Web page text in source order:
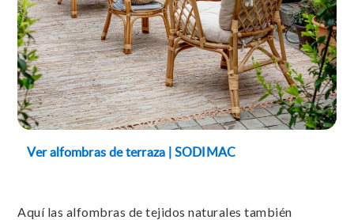
Ver alfombras de terraza | SODIMAC
Aquí las alfombras de tejidos naturales también